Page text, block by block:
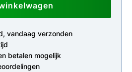
vandaag verzonden
betalen mogelijk